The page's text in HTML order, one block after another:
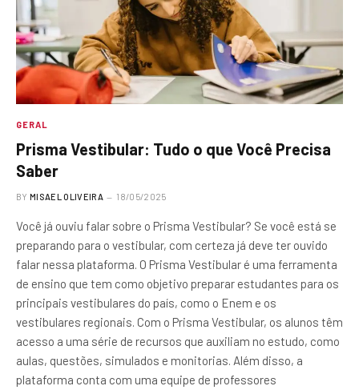
GERAL
Prisma Vestibular: Tudo o que Você Precisa
Saber
BY MISAEL OLIVEIRA 18/05/2025
Você já ouviu falar sobre o Prisma Vestibular? Se você está se
preparando para o vestibular, com certeza já deve ter ouvido
falar nessa plataforma. O Prisma Vestibular é uma ferramenta
de ensino que tem como objetivo preparar estudantes para os
principais vestibulares do país, como o Enem e os
vestibulares regionais. Com o Prisma Vestibular, os alunos têm
acesso a uma série de recursos que auxiliam no estudo, como
aulas, questões, simulados e monitorias. Além disso, a
plataforma conta com uma equipe de professores